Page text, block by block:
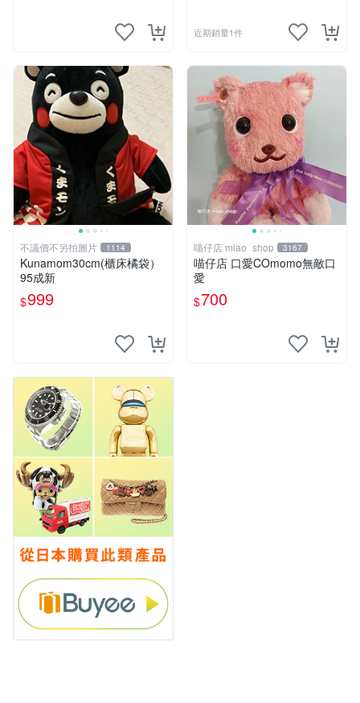
近期銷量1件
不議價不另拍圖片 1114
Kunamom30cm(櫃床橘袋）
95成新
$999
喵仔店 miao_shop 3167
喵仔店 口愛COmomo無敵口
愛
$700